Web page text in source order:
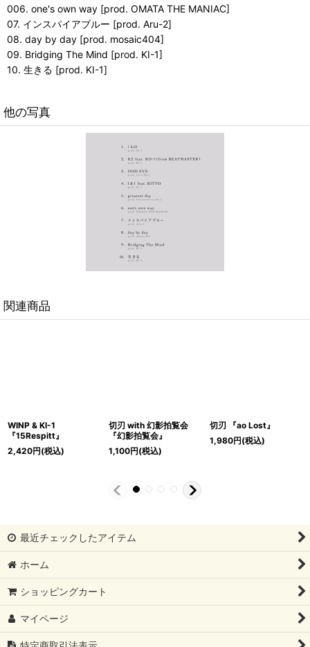
006. one's own way [prod. OMATA THE MANIAC]
07. インスパイアブルー [prod. Aru-2]
08. day by day [prod. mosaic404]
09. Bridging The Mind [prod. KI-1]
10. 生きる [prod. KI-1]
他の写真
関連商品
WINP & KI-1
『15Respitt』
2,420円(税込)
切刃 with 幻影拍覧会
『幻影拍覧会』
1,100円(税込)
切刃 『ao Lost』
1,980円(税込)
最近チェックしたアイテム
ホーム
ショッピングカート
マイページ